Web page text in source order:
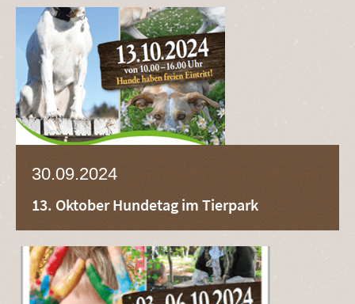
30.09.2024
13. Oktober Hundetag im Tierpark